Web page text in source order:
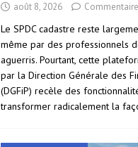
août 8, 2026
Le SPDC cadastre reste
même par des professionnels
aguerris. Pourtant, cette
par la Direction Générale des
(DGFiP) recèle des
transformer radicalement la